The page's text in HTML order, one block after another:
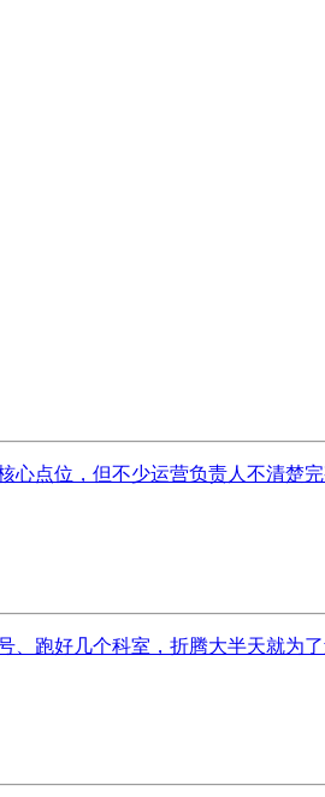
点位，但不少运营负责人不清楚
跑好几个科室，折腾大半天就为